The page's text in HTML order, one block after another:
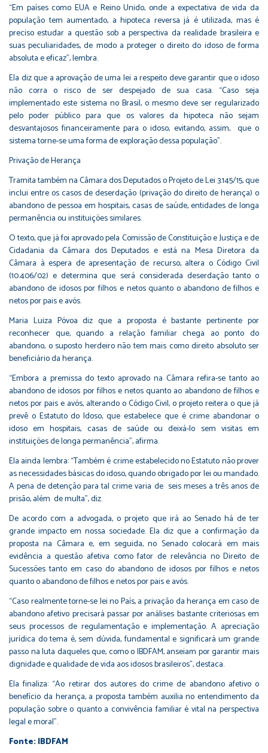
“Em países como EUA e Reino Unido, onde a expectativa de vida da
população tem aumentado, a hipoteca reversa já é utilizada, mas é
preciso estudar a questão sob a perspectiva da realidade brasileira e
suas peculiaridades, de modo a proteger o direito do idoso de forma
absoluta e eficaz”, lembra.
Ela diz que a aprovação de uma lei a respeito deve garantir que o idoso
não corra o risco de ser despejado de sua casa. “Caso seja
implementado este sistema no Brasil, o mesmo deve ser regularizado
pelo poder público para que os valores da hipoteca não sejam
desvantajosos financeiramente para o idoso, evitando, assim, que o
sistema torne-se uma forma de exploração dessa população”.
Privação de Herança
Tramita também na Câmara dos Deputados o Projeto de Lei3.145/15, que
inclui entre os casos de deserdação (privação do direito de herança) o
abandono de pessoa em hospitais, casas de saúde, entidades de longa
permanência ou instituições similares.
O texto, que já foi aprovado pela Comissão de Constituição e Justiça e de
Cidadania da Câmara dos Deputados e está na Mesa Diretora da
Câmara à espera de apresentação de recurso, altera o Código Civil
(10.406/02) e determina que será considerada deserdação tanto o
abandono de idosos por filhos e netos quanto o abandono de filhos e
netos por pais e avós.
Maria Luiza Póvoa diz que a proposta é bastante pertinente por
reconhecer que, quando a relação familiar chega ao ponto do
abandono, o suposto herdeiro não tem mais como direito absoluto ser
beneficiário da herança.
“Embora a premissa do texto aprovado na Câmara refira-se tanto ao
abandono de idosos por filhos e netos quanto ao abandono de filhos e
netos por pais e avós, alterando o Código Civil, o projeto reitera o que já
prevê o Estatuto do Idoso, que estabelece que é crime abandonar o
idoso em hospitais, casas de saúde ou deixá-lo sem visitas em
instituições de longa permanência”, afirma.
Ela ainda lembra: “Também é crime estabelecido no Estatuto não prover
as necessidades básicas do idoso, quando obrigado por lei ou mandado.
A pena de detenção para tal crime varia de seis meses a três anos de
prisão, além de multa”, diz.
De acordo com a advogada, o projeto que irá ao Senado há de ter
grande impacto em nossa sociedade. Ela diz que a confirmação da
proposta na Câmara e, em seguida, no Senado colocará em mais
evidência a questão afetiva como fator de relevância no Direito de
Sucessões tanto em caso do abandono de idosos por filhos e netos
quanto o abandono de filhos e netos por pais e avós.
“Caso realmente torne-se lei no País, a privação da herança em caso de
abandono afetivo precisará passar por análises bastante criteriosas em
seus processos de regulamentação e implementação. A apreciação
jurídica do tema é, sem dúvida, fundamental e significará um grande
passo na luta daqueles que, como o IBDFAM, anseiam por garantir mais
dignidade e qualidade de vida aos idosos brasileiros”, destaca.
Ela finaliza: “Ao retirar dos autores do crime de abandono afetivo o
benefício da herança, a proposta também auxilia no entendimento da
população sobre o quanto a convivência familiar é vital na perspectiva
legal e moral”.
Fonte: IBDFAM